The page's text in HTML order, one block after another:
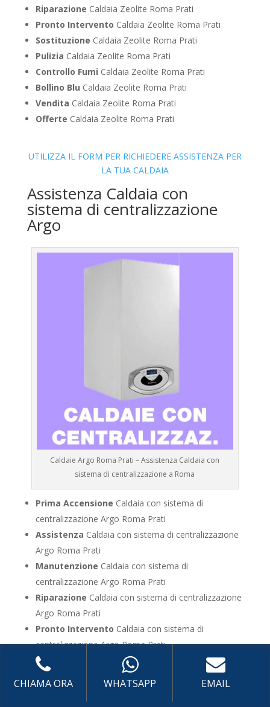
Riparazione Caldaia Zeolite Roma Prati
Pronto Intervento Caldaia Zeolite Roma Prati
Sostituzione Caldaia Zeolite Roma Prati
Pulizia Caldaia Zeolite Roma Prati
Controllo Fumi Caldaia Zeolite Roma Prati
Bollino Blu Caldaia Zeolite Roma Prati
Vendita Caldaia Zeolite Roma Prati
Offerte Caldaia Zeolite Roma Prati
UTILIZZA IL FORM PER RICHIEDERE ASSISTENZA PER
LA TUA CALDAIA
Assistenza Caldaia con
sistema di centralizzazione
Argo
Caldaie Argo Roma Prati – Assistenza Caldaia con
sistema di centralizzazione a Roma
Prima Accensione Caldaia con sistema di
centralizzazione Argo Roma Prati
Assistenza Caldaia con sistema di centralizzazione
Argo Roma Prati
Manutenzione Caldaia con sistema di
centralizzazione Argo Roma Prati
Riparazione Caldaia con sistema di centralizzazione
Argo Roma Prati
Pronto Intervento Caldaia con sistema di
centralizzazione Argo Roma Prati
Sostituzione
Caldaia con sistema di
centralizzazione Argo Roma Prati
CHIAMA ORA WHATSAPP EMAIL